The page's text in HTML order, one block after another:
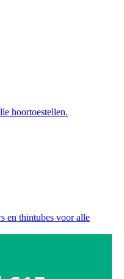
hoortoestellen.
en thintubes voor alle